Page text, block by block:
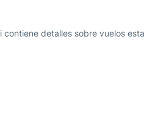
detalles sobre vuelos